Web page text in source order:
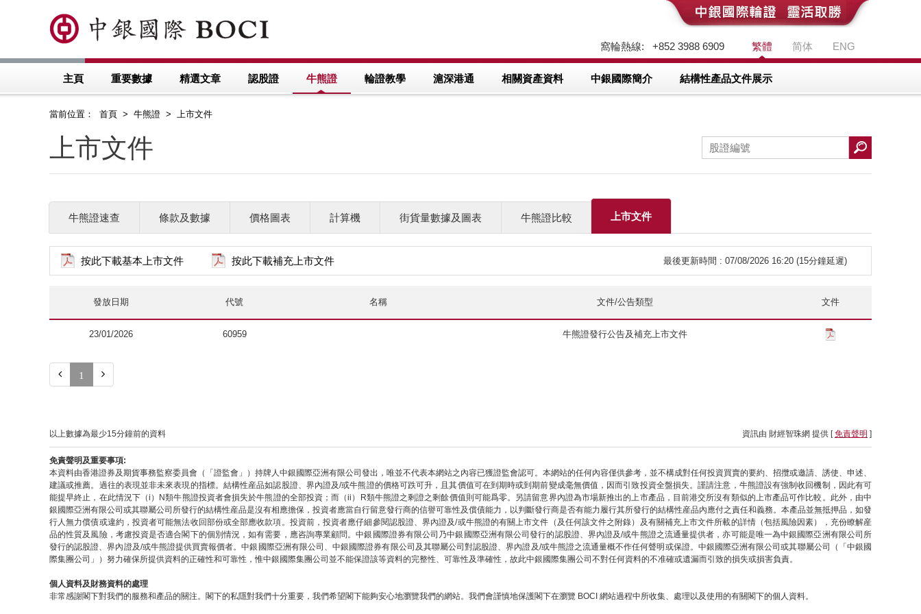
繁體 简体 ENG
窩輪熱線: +852 3988 6909
主頁 重要數據 精選文章 認股證 牛熊證 輪證教學 滬深港通 相關資產資料 中銀國際簡介 結構性產品文件展示
當前位置： 首頁 > 牛熊證 > 上市文件
上市文件
牛熊證速查 條款及數據 價格圖表 計算機 街貨量數據及圖表 牛熊證比較 上市文件
按此下載基本上市文件 按此下載補充上市文件 最後更新時間 : 07/08/2026 16:20 (15分鐘延遲)
發放日期 代號 名稱 文件/公告類型 文件
23/01/2026 60959 牛熊證發行公告及補充上市文件
 1 
以上數據為最少15分鐘前的資料 資訊由 財經智珠網 提供 [免責聲明 ]
免責聲明及重要事項:
本資料由香港證券及期貨事務監察委員會（「證監會」）持牌人中銀國際亞洲有限公司發出，唯並不代表本網站之內容已獲證監會認可。本網站的任何內容僅供參考，並不構成對任何投資買賣的要約、招攬或邀請、誘使、申述、
建議或推薦。過往的表現並非未來表現的指標。結構性産品如認股證、界內證及/或牛熊證的價格可跌可升，且其價值可在到期時或到期前變成毫無價值，因而引致投資全盤損失。謹請注意，牛熊證設有強制收回機制，因此有可
能提早終止，在此情況下（i）N類牛熊證投資者會損失於牛熊證的全部投資；而（ii）R類牛熊證之剩證之剩餘價值則可能爲零。另請留意界內證為市場新推出的上市產品，目前港交所沒有類似的上市產品可作比較。此外，由中
銀國際亞洲有限公司或其聯屬公司所發行的結構性産品是沒有相應擔保，投資者應當自行留意發行商的信譽可靠性及償債能力，以判斷發行商是否有能力履行其所發行的結構性産品內應付之責任和義務。本產品並無抵押品，如發
行人無力償債或違約，投資者可能無法收回部份或全部應收款項。投資前，投資者應仔細參閱認股證、界內證及/或牛熊證的有關上市文件（及任何該文件之附錄）及有關補充上市文件所載的詳情（包括風險因素），充份瞭解産
品的性質及風險，考慮投資是否適合閣下的個別情況，如有需要，應咨詢專業顧問。中銀國際證券有限公司乃中銀國際亞洲有限公司發行的認股證、界內證及/或牛熊證之流通量提供者，亦可能是唯一為中銀國際亞洲有限公司所
發行的認股證、界內證及/或牛熊證提供買賣報價者。中銀國際亞洲有限公司、中銀國際證券有限公司及其聯屬公司對認股證、界內證及/或牛熊證之流通量概不作任何聲明或保證。中銀國際亞洲有限公司或其聯屬公司（「中銀國
際集團公司」）努力確保所提供資料的正確性和可靠性，惟中銀國際集團公司並不能保證該等資料的完整性、可靠性及準確性，故此中銀國際集團公司不對任何資料的不准確或遺漏而引致的損失或損害負責。
個人資料及財務資料的處理
非常感謝閣下對我們的服務和產品的關注。閣下的私隱對我們十分重要，我們希望閣下能夠安心地瀏覽我們的網站。我們會謹慎地保護閣下在瀏覽 BOCI 網站過程中所收集、處理以及使用的有關閣下的個人資料。